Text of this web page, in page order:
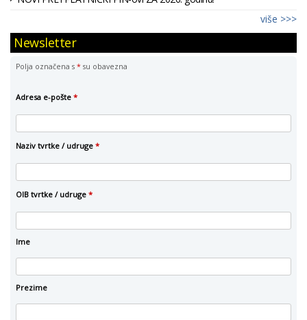
više >>>
Newsletter
Polja označena s * su obavezna
Adresa e-pošte *
Naziv tvrtke / udruge *
OIB tvrtke / udruge *
Ime
Prezime